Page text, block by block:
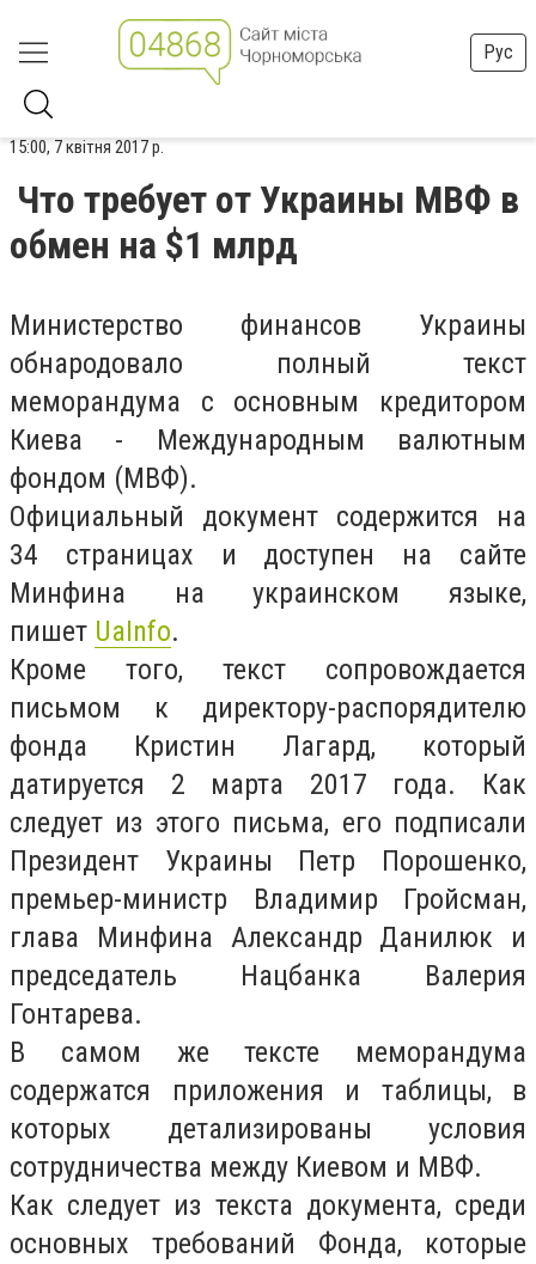
Рус
15:00, 7 квітня 2017 р.
Что требует от Украины МВФ в
обмен на $1 млрд
Министерство финансов Украины
обнародовало полный текст
меморандума с основным кредитором
Киева - Международным валютным
фондом (МВФ).
Официальный документ содержится на
34 страницах и доступен на сайте
Минфина на украинском языке,
пишет UaInfo.
Кроме того, текст сопровождается
письмом к директору-распорядителю
фонда Кристин Лагард, который
датируется 2 марта 2017 года. Как
следует из этого письма, его подписали
Президент Украины Петр Порошенко,
премьер-министр Владимир Гройсман,
глава Минфина Александр Данилюк и
председатель Нацбанка Валерия
Гонтарева.
В самом же тексте меморандума
содержатся приложения и таблицы, в
которых детализированы условия
сотрудничества между Киевом и МВФ.
Как следует из текста документа, среди
основных требований Фонда, которые